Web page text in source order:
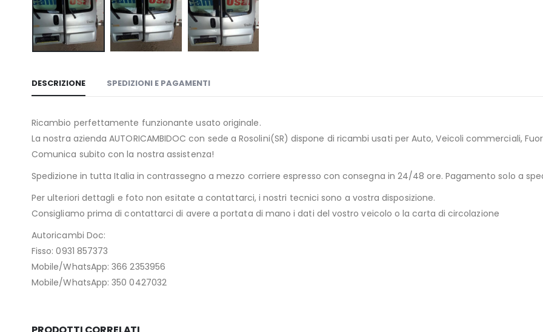
DESCRIZIONE SPEDIZIONI E PAGAMENTI
Ricambio perfettamente funzionante usato originale.
La nostra azienda AUTORICAMBIDOC con sede a Rosolini(SR) dispone di ricambi usati per Auto, Veicoli commerciali,
Comunica subito con la nostra assistenza!
Spedizione in tutta Italia in contrassegno a mezzo corriere espresso con consegna in 24/48 ore. Pagamento solo a
Per ulteriori dettagli e foto non esitate a contattarci, i nostri tecnici sono a vostra disposizione.
Consigliamo prima di contattarci di avere a portata di mano i dati del vostro veicolo o la carta di circolazione
Autoricambi Doc:
Fisso: 0931 857373
Mobile/WhatsApp: 366 2353956
Mobile/WhatsApp: 350 0427032